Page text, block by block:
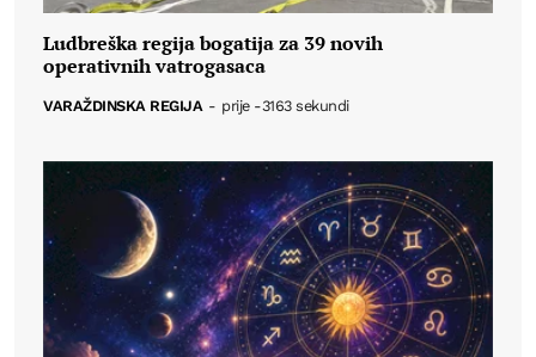
Ludbreška regija bogatija za 39 novih
operativnih vatrogasaca
VARAŽDINSKA REGIJA - prije -3163 sekundi